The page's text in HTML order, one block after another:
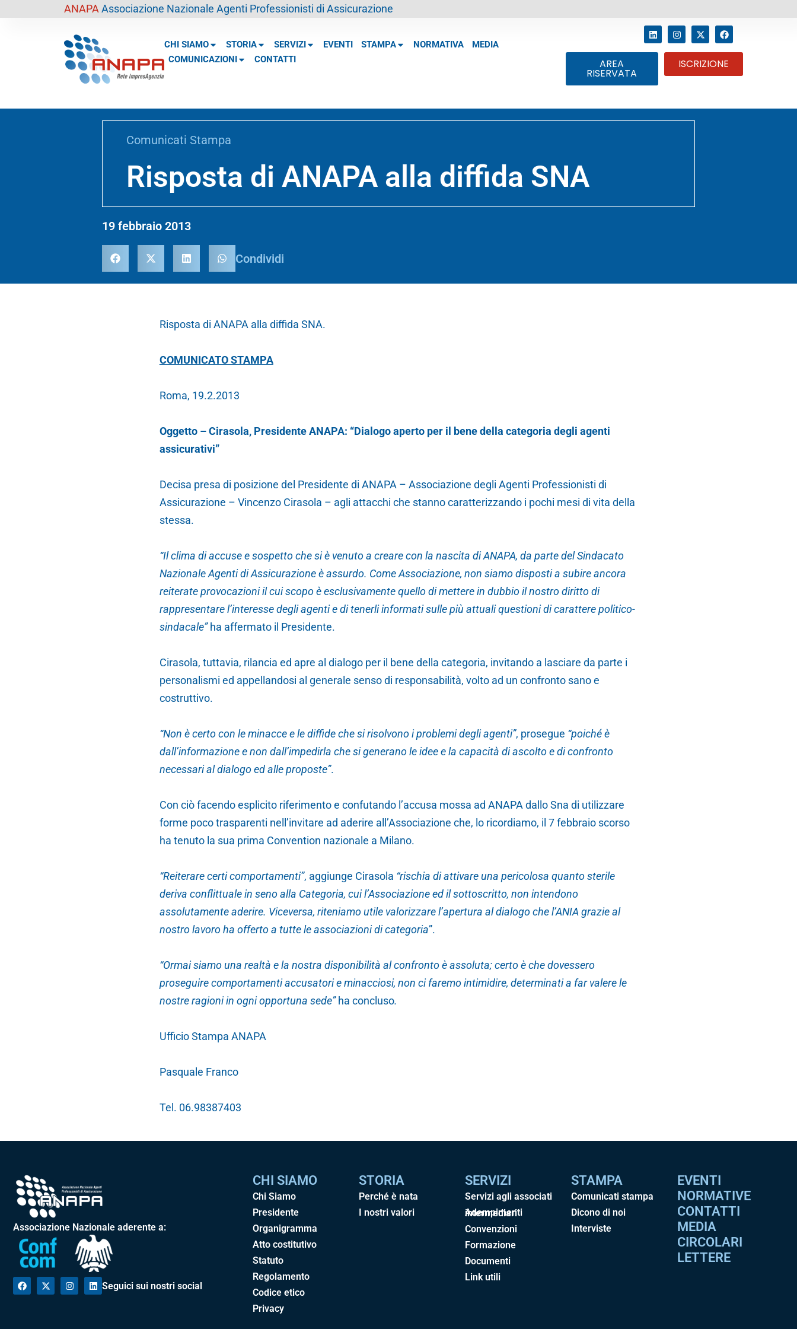
ANAPA Associazione Nazionale Agenti Professionisti di Assicurazione
CHI SIAMO STORIA SERVIZI EVENTI STAMPA NORMATIVA
MEDIA
COMUNICAZIONI
CONTATTI AREA
RISERVATA
ISCRIZIONE
Comunicati Stampa
Risposta di ANAPA alla diffida SNA
19 febbraio 2013
Condividi
Risposta di ANAPA alla diffida SNA.
COMUNICATO STAMPA
Roma, 19.2.2013
Oggetto – Cirasola, Presidente ANAPA: “Dialogo aperto per il bene della categoria degli agenti
assicurativi”
Decisa presa di posizione del Presidente di ANAPA – Associazione degli Agenti Professionisti di
Assicurazione – Vincenzo Cirasola – agli attacchi che stanno caratterizzando i pochi mesi di vita della
stessa.
“Il clima di accuse e sospetto che si è venuto a creare con la nascita di ANAPA, da parte del Sindacato
Nazionale Agenti di Assicurazione è assurdo. Come Associazione, non siamo disposti a subire ancora
reiterate provocazioni il cui scopo è esclusivamente quello di mettere in dubbio il nostro diritto di
rappresentare l’interesse degli agenti e di tenerli informati sulle più attuali questioni di carattere politico-
sindacale”ha affermato il Presidente.
Cirasola, tuttavia, rilancia ed apre al dialogo per il bene della categoria, invitando a lasciare da parte i
personalismi ed appellandosi al generale senso di responsabilità, volto ad un confronto sano e
costruttivo.
“Non è certo con le minacce e le diffide che si risolvono i problemi degli agenti”, prosegue “poiché è
dall’informazione e non dall’impedirla che si generano le idee e la capacità di ascolto e di confronto
necessari al dialogo ed alle proposte”.
Con ciò facendo esplicito riferimento e confutando l’accusa mossa ad ANAPA dallo Sna di utilizzare
forme poco trasparenti nell’invitare ad aderire all’Associazione che, lo ricordiamo, il 7 febbraio scorso
ha tenuto la sua prima Convention nazionale a Milano.
“Reiterare certi comportamenti”, aggiunge Cirasola “rischia di attivare una pericolosa quanto sterile
deriva conflittuale in seno alla Categoria, cui l’Associazione ed il sottoscritto, non intendono
assolutamente aderire. Viceversa, riteniamo utile valorizzare l’apertura al dialogo che l’ANIA grazie al
nostro lavoro ha offerto a tutte le associazioni di categoria”.
“Ormai siamo una realtà e la nostra disponibilità al confronto è assoluta; certo è che dovessero
proseguire comportamenti accusatori e minacciosi, non ci faremo intimidire, determinati a far valere le
nostre ragioni in ogni opportuna sede”ha concluso.
Ufficio Stampa ANAPA
Pasquale Franco
Tel. 06.98387403
Associazione Nazionale aderente a:
Seguici sui nostri social
CHI SIAMO
Chi Siamo
Presidente
Organigramma
Atto costitutivo
Statuto
Regolamento
Codice etico
Privacy
STORIA
Perché è nata
I nostri valori
SERVIZI
Servizi agli associati
Adempimenti intermediari
Convenzioni
Formazione
Documenti
Link utili
STAMPA
Comunicati stampa
Dicono di noi
Interviste
EVENTI
NORMATIVE
CONTATTI
MEDIA
CIRCOLARI
LETTERE